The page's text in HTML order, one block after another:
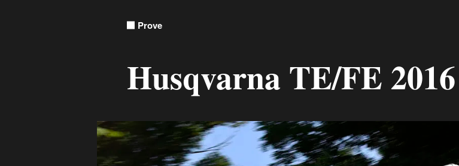
Prove
Husqvarna TE/FE 2016